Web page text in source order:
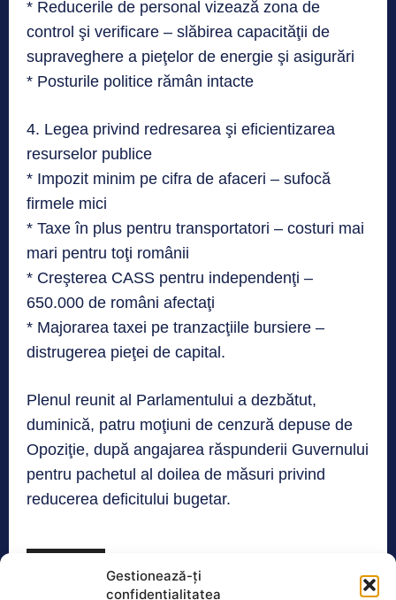
Gestionează-ți
confidențialitatea
* Reducerile de personal vizează zona de
control şi verificare – slăbirea capacităţii de
supraveghere a pieţelor de energie şi asigurări
* Posturile politice rămân intacte
4. Legea privind redresarea şi eficientizarea
resurselor publice
* Impozit minim pe cifra de afaceri – sufocă
firmele mici
* Taxe în plus pentru transportatori – costuri mai
mari pentru toţi românii
* Creşterea CASS pentru independenţi –
650.000 de români afectaţi
* Majorarea taxei pe tranzacţiile bursiere –
distrugerea pieţei de capital.
Plenul reunit al Parlamentului a dezbătut,
duminică, patru moţiuni de cenzură depuse de
Opoziţie, după angajarea răspunderii Guvernului
pentru pachetul al doilea de măsuri privind
reducerea deficitului bugetar.